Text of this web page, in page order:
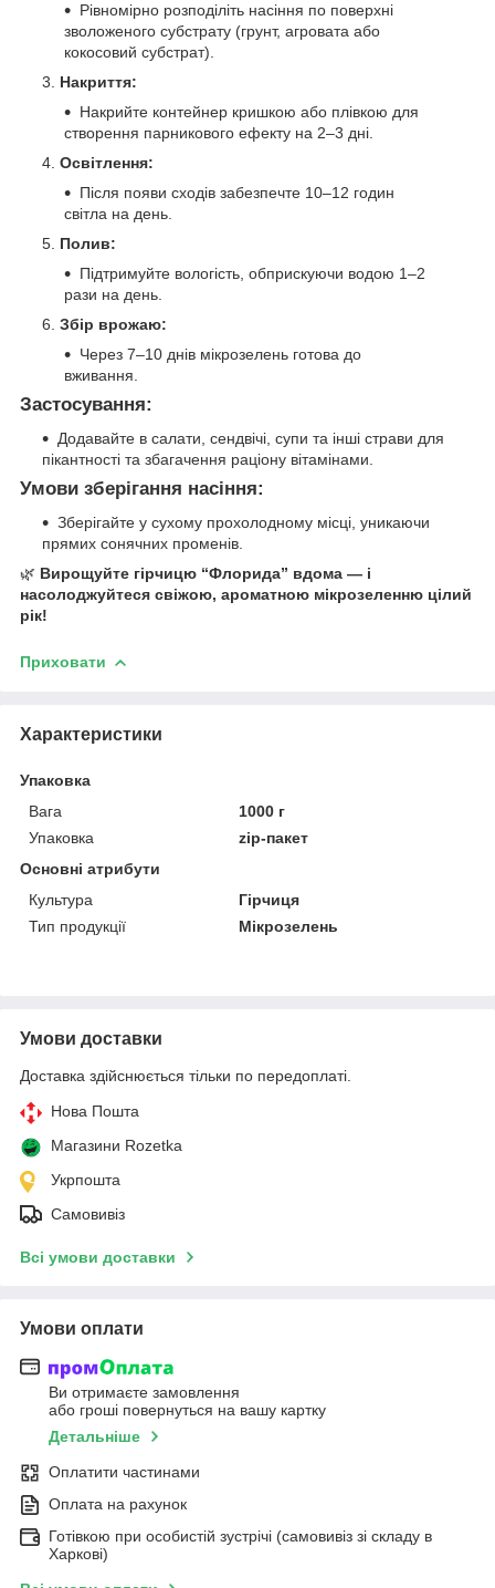
Рівномірно розподіліть насіння по поверхні
зволоженого субстрату (грунт, агровата або
кокосовий субстрат).
Накриття:
Накрийте контейнер кришкою або плівкою для
створення парникового ефекту на 2–3 дні.
Освітлення:
Після появи сходів забезпечте 10–12 годин
світла на день.
Полив:
Підтримуйте вологість, обприскуючи водою 1–2
рази на день.
Збір врожаю:
Через 7–10 днів мікрозелень готова до
вживання.
Застосування:
Додавайте в салати, сендвічі, супи та інші страви для
пікантності та збагачення раціону вітамінами.
Умови зберігання насіння:
Зберігайте у сухому прохолодному місці, уникаючи
прямих сонячних променів.
🌿 Вирощуйте гірчицю “Флорида” вдома — і
насолоджуйтеся свіжою, ароматною мікрозеленню цілий
рік!
Приховати
Характеристики
Упаковка
Вага
1000 г
Упаковка
zip-пакет
Основні атрибути
Культура
Гірчиця
Тип продукції
Мікрозелень
Умови доставки
Доставка здійснюється тільки по передоплаті.
Нова Пошта
Магазини Rozetka
Укрпошта
Самовивіз
Всі умови доставки
Умови оплати
Ви отримаєте замовлення
або гроші повернуться на вашу картку
Детальніше
Оплатити частинами
Оплата на рахунок
Готівкою при особистій зустрічі (самовивіз зі складу в
Харкові)